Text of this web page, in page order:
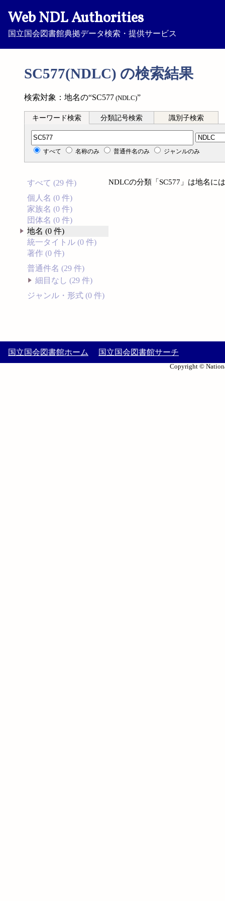
Web NDL Authorities
国立国会図書館典拠データ検索・提供サービス
SC577(NDLC) の検索結果
検索対象：地名の“SC577 (NDLC)”
キーワード検索 分類記号検索 識別子検索
分類記号検索
すべて 名称のみ 普通件名のみ ジャンルのみ
すべて (29 件)
個人名 (0 件)
家族名 (0 件)
団体名 (0 件)
地名 (0 件)
統一タイトル (0 件)
著作 (0 件)
普通件名 (29 件)
細目なし (29 件)
ジャンル・形式 (0 件)
NDLCの分類「SC577」は地名に
国立国会図書館ホーム 国立国会図書館サーチ
Copyright ©